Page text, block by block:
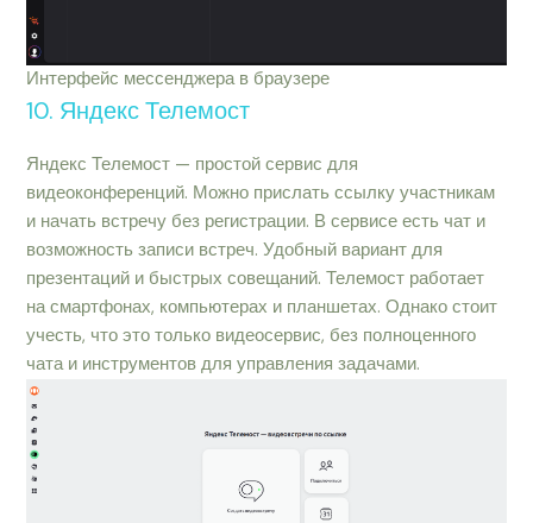
Интерфейс мессенджера в браузере
10. Яндекс Телемост
Яндекс Телемост — простой сервис для
видеоконференций. Можно прислать ссылку участникам
и начать встречу без регистрации. В сервисе есть чат и
возможность записи встреч. Удобный вариант для
презентаций и быстрых совещаний. Телемост работает
на смартфонах, компьютерах и планшетах. Однако стоит
учесть, что это только видеосервис, без полноценного
чата и инструментов для управления задачами.